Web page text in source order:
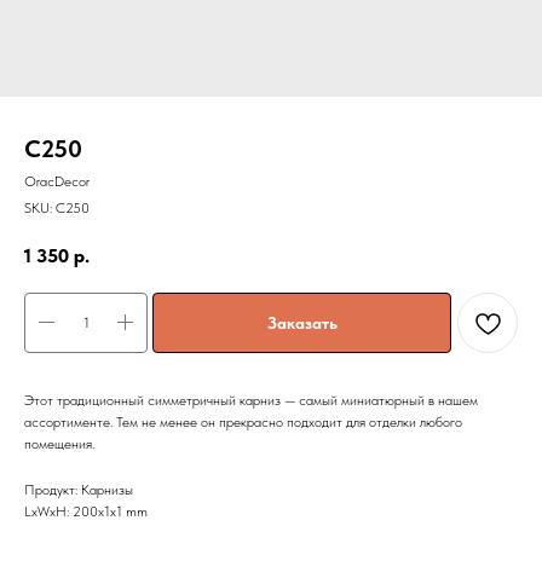
C250
OracDecor
SKU: C250
1 350 р.
Заказать
Этот традиционный симметричный карниз — самый миниатюрный в нашем
ассортименте. Тем не менее он прекрасно подходит для отделки любого
помещения.
Продукт: Карнизы
LxWxH: 200x1x1 mm